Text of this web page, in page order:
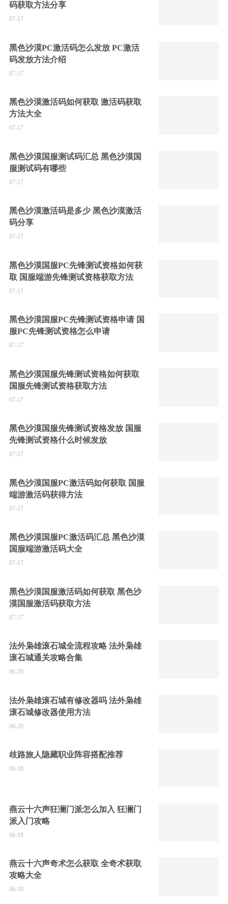
码获取方法分享
07-17
黑色沙漠PC激活码怎么发放 PC激活
码发放方法介绍
07-17
黑色沙漠激活码如何获取 激活码获取
方法大全
07-17
黑色沙漠国服测试码汇总 黑色沙漠国
服测试码有哪些
07-17
黑色沙漠激活码是多少 黑色沙漠激活
码分享
07-17
黑色沙漠国服PC先锋测试资格如何获
取 国服端游先锋测试资格获取方法
07-17
黑色沙漠国服PC先锋测试资格申请 国
服PC先锋测试资格怎么申请
07-17
黑色沙漠国服先锋测试资格如何获取
国服先锋测试资格获取方法
07-17
黑色沙漠国服先锋测试资格发放 国服
先锋测试资格什么时候发放
07-17
黑色沙漠国服PC激活码如何获取 国服
端游激活码获得方法
07-17
黑色沙漠国服PC激活码汇总 黑色沙漠
国服端游激活码大全
07-17
黑色沙漠国服激活码如何获取 黑色沙
漠国服激活码获取方法
07-17
法外枭雄滚石城全流程攻略 法外枭雄
滚石城通关攻略合集
06-20
法外枭雄滚石城有修改器吗 法外枭雄
滚石城修改器使用方法
06-20
歧路旅人隐藏职业阵容搭配推荐
06-18
燕云十六声狂澜门派怎么加入 狂澜门
派入门攻略
06-18
燕云十六声奇术怎么获取 全奇术获取
攻略大全
06-18